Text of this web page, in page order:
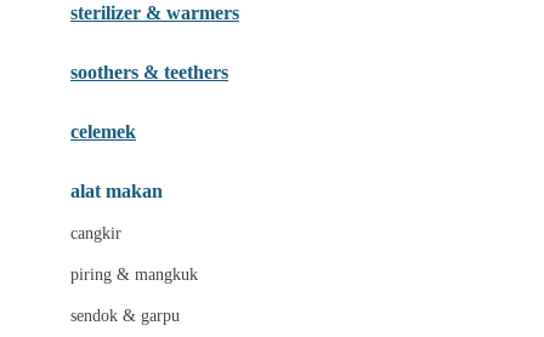
Hybrid
I
Inlacta DHA
Ivenet
sterilizer & warmers
soothers & teethers
celemek
alat makan
cangkir
piring & mangkuk
sendok & garpu